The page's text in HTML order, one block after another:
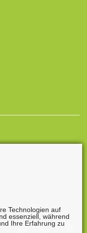
Technologien auf
essenziell, während
Ihre Erfahrung zu